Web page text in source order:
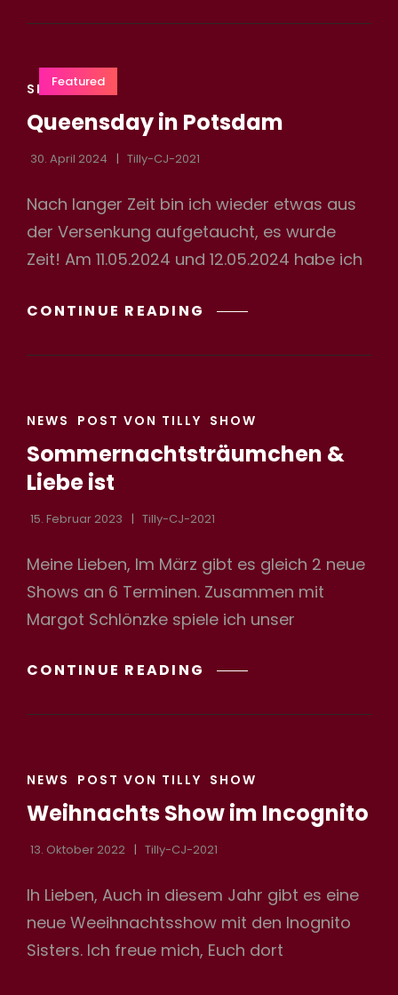
BEAUTIFUL-
Featured
CAT
SHOW
Queensday in Potsdam
30. April 2024 Tilly-CJ-2021
Nach langer Zeit bin ich wieder etwas aus
der Versenkung aufgetaucht, es wurde
Zeit! Am 11.05.2024 und 12.05.2024 habe ich
CONTINUE READING QUEENSDAY
POTSDAM
CAT
NEWS POST VON TILLY SHOW
Sommernachtsträumchen &
Liebe ist
15. Februar 2023 Tilly-CJ-2021
Meine Lieben, Im März gibt es gleich 2 neue
Shows an 6 Terminen. Zusammen mit
Margot Schlönzke spiele ich unser
CONTINUE READING
LIEBE
CAT
NEWS POST VON TILLY SHOW
Weihnachts Show im Incognito
13. Oktober 2022 Tilly-CJ-2021
Ih Lieben, Auch in diesem Jahr gibt es eine
neue Weeihnachtsshow mit den Inognito
Sisters. Ich freue mich, Euch dort